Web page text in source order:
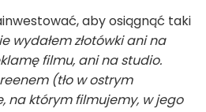
aby osiągnąć taki
wydałem złotówki ani na
filmu, ani na studio.
(tło w ostrym
na którym filmujemy, w jego